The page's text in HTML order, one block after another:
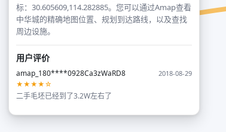
标：30.605609,114.282885。您可以通过Amap查看
中华城的精确地图位置、规划到达路线，以及查找
周边设施。
用户评价
amap_180****0928Ca3zWaRD8
2018-08-29
★★★★☆
二手毛坯已经到了3.2W左右了